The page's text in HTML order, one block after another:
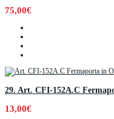
75,00€
29. Art. CFI-152A.C
13,00€